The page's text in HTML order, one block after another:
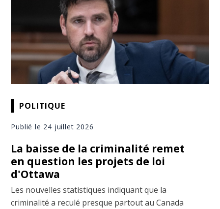
POLITIQUE
Publié le 24 juillet 2026
La baisse de la criminalité remet
en question les projets de loi
d'Ottawa
Les nouvelles statistiques indiquant que la
criminalité a reculé presque partout au Canada